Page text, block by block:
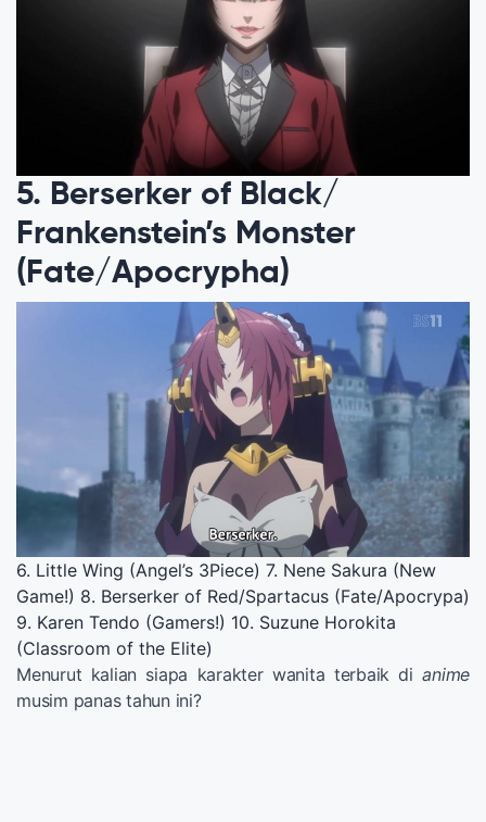
5. Berserker of Black/
Frankenstein’s Monster
(Fate/Apocrypha)
6. Little Wing (Angel’s 3Piece) 7. Nene Sakura (New
Game!) 8. Berserker of Red/Spartacus (Fate/Apocrypa)
9. Karen Tendo (Gamers!) 10. Suzune Horokita
(Classroom of the Elite)
Menurut kalian siapa karakter wanita terbaik dianime
musim panas tahun ini?